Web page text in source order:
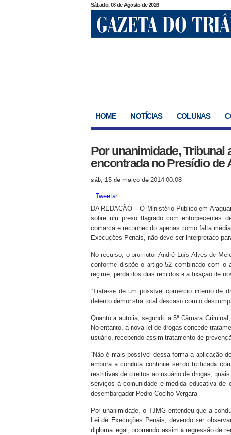
Sábado, 08 de Agosto de 2026
HOME NOTÍCIAS COLUNAS
Por unanimidade, Tribunal
encontrada no Presídio de
sáb, 15 de março de 2014 00:08
Tweetar
DA REDAÇÃO – O Ministério Público em
sobre um preso flagrado com entorpecentes
comarca e reconhecido apenas como falta
Execuções Penais, não deve ser interpretado
No recurso, o promotor André Luís Alves de
conforme dispõe o artigo 52 combinado com o
regime, perda dos dias remidos e a fixação de
“Trata-se de um possível comércio interno de
detento demonstra total descaso com o
Quanto a autoria, segundo a 5ª Câmara
No entanto, a nova lei de drogas concede
usuário, recebendo assim tratamento de
“Não é mais possível dessa forma a aplicação
embora a conduta continue sendo tipificada
restritivas de direitos ao usuário de drogas,
serviços à comunidade e medida educativa de
desembargador Pedro Coelho Vergara.
Por unanimidade, o TJMG entendeu que a
Lei de Execuções Penais, devendo ser
diploma legal, ocorrendo assim a regressão de